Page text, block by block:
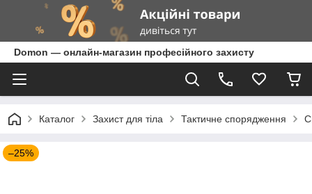
Domon — онлайн-магазин професійного захисту
Каталог Захист для тіла Тактичне спорядження
–25%